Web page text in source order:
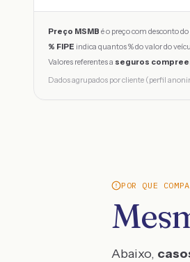
Preço MSMB é o preço com desconto
% FIPE indica quantos % do valor do
Valores referentes a seguros
Dados agrupados por cliente (perfil
POR QUE
Abaixo,